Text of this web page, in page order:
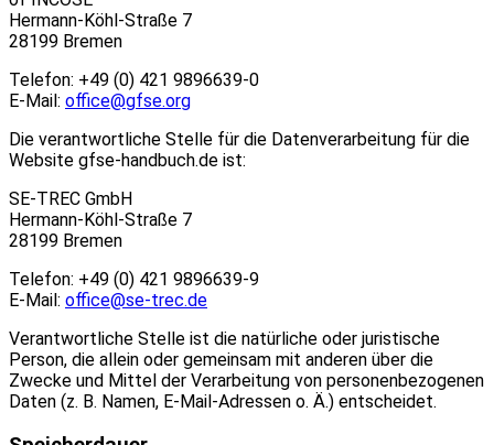
Hermann-Köhl-Straße 7
28199 Bremen
Telefon: +49 (0) 421 9896639-0
E-Mail: office@gfse.org
Die verantwortliche Stelle für die Datenverarbeitung für die
Website gfse-handbuch.de ist:
SE-TREC GmbH
Hermann-Köhl-Straße 7
28199 Bremen
Telefon: +49 (0) 421 9896639-9
E-Mail: office@se-trec.de
Verantwortliche Stelle ist die natürliche oder juristische
Person, die allein oder gemeinsam mit anderen über die
Zwecke und Mittel der Verarbeitung von personenbezogenen
Daten (z. B. Namen, E-Mail-Adressen o. Ä.) entscheidet.